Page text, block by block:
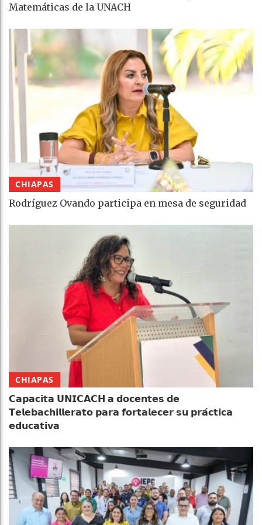
Matemáticas de la UNACH
CHIAPAS
Rodríguez Ovando participa en mesa de seguridad
CHIAPAS
𝗖𝗮𝗽𝗮𝗰𝗶𝘁𝗮 𝗨𝗡𝗜𝗖𝗔𝗖𝗛 𝗮 𝗱𝗼𝗰𝗲𝗻𝘁𝗲𝘀 𝗱𝗲
𝗧𝗲𝗹𝗲𝗯𝗮𝗰𝗵𝗶𝗹𝗹𝗲𝗿𝗮𝘁𝗼 𝗽𝗮𝗿𝗮 𝗳𝗼𝗿𝘁𝗮𝗹𝗲𝗰𝗲𝗿 𝘀𝘂 𝗽𝗿𝗮́𝗰𝘁𝗶𝗰𝗮
𝗲𝗱𝘂𝗰𝗮𝘁𝗶𝘃𝗮